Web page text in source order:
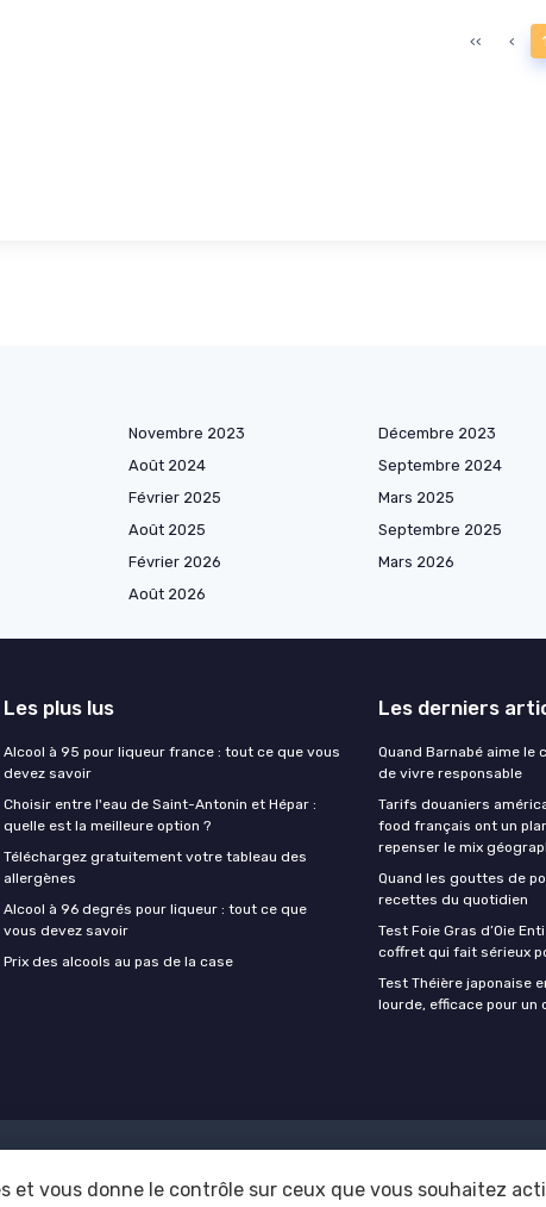
‹‹ ‹ 1
Novembre 2023 Décembre 2023
Août 2024 Septembre 2024
Février 2025 Mars 2025
Août 2025 Septembre 2025
Février 2026 Mars 2026
Août 2026
Les plus lus
Alcool à 95 pour liqueur france : tout ce que vous
devez savoir
Choisir entre l'eau de Saint-Antonin et Hépar :
quelle est la meilleure option ?
Téléchargez gratuitement votre tableau des
allergènes
Alcool à 96 degrés pour liqueur : tout ce que
vous devez savoir
Prix des alcools au pas de la case
Les derniers
Quand Barnabé aime
de vivre responsable
Tarifs douaniers
food français ont un
repenser le mix
Quand les gouttes de
recettes du quotidien
Test Foie Gras d’Oie
coffret qui fait sérieux
Test Théière japonaise
lourde, efficace pour un
© Foodie Food 2026
et vous donne le contrôle sur ceux que vous souhaitez